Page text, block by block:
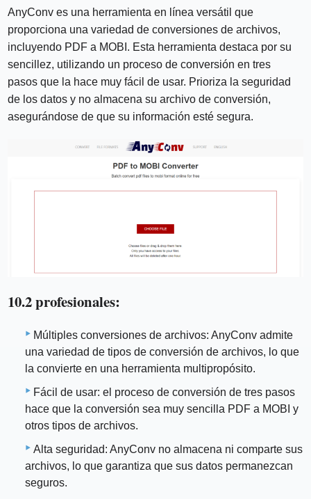
AnyConv es una herramienta en línea versátil que
proporciona una variedad de conversiones de archivos,
incluyendo PDF a MOBI. Esta herramienta destaca por su
sencillez, utilizando un proceso de conversión en tres
pasos que la hace muy fácil de usar. Prioriza la seguridad
de los datos y no almacena su archivo de conversión,
asegurándose de que su información esté segura.
10.2 profesionales:
Múltiples conversiones de archivos: AnyConv admite
una variedad de tipos de conversión de archivos, lo que
la convierte en una herramienta multipropósito.
Fácil de usar: el proceso de conversión de tres pasos
hace que la conversión sea muy sencilla PDF a MOBI y
otros tipos de archivos.
Alta seguridad: AnyConv no almacena ni comparte sus
archivos, lo que garantiza que sus datos permanezcan
seguros.